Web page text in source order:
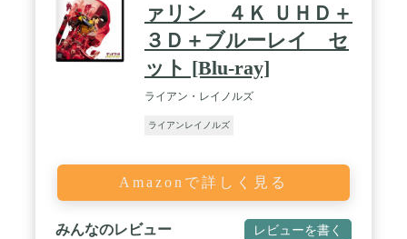
ァリン ４Ｋ ＵＨＤ＋
３Ｄ＋ブルーレイ セ
ット [Blu-ray]
ライアン・レイノルズ
ライアンレイノルズ
Amazonで詳しく見る
みんなのレビュー レビューを書く